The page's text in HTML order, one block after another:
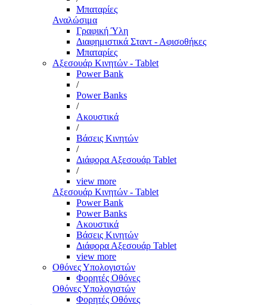
Μπαταρίες
Αναλώσιμα
Γραφική Ύλη
Διαφημιστικά Σταντ - Αφισοθήκες
Μπαταρίες
Αξεσουάρ Κινητών - Tablet
Power Bank
/
Power Banks
/
Ακουστικά
/
Βάσεις Κινητών
/
Διάφορα Αξεσουάρ Tablet
/
view more
Αξεσουάρ Κινητών - Tablet
Power Bank
Power Banks
Ακουστικά
Βάσεις Κινητών
Διάφορα Αξεσουάρ Tablet
view more
Οθόνες Υπολογιστών
Φορητές Οθόνες
Οθόνες Υπολογιστών
Φορητές Οθόνες